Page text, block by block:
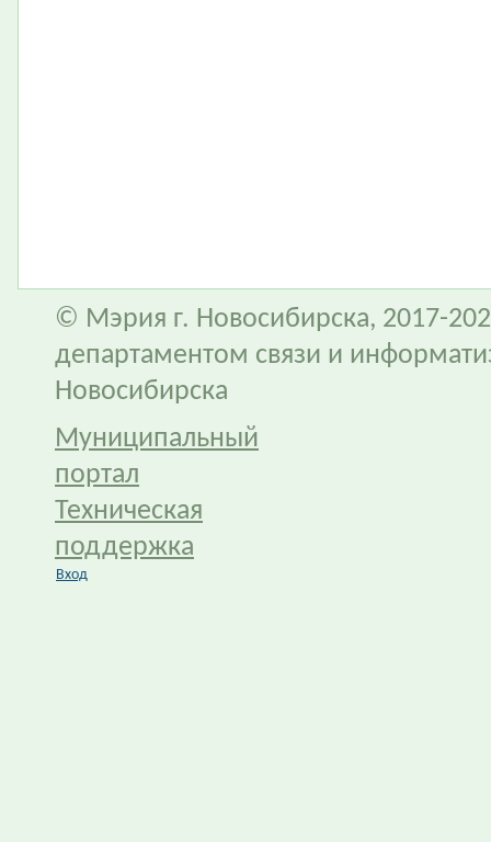
© Мэрия г. Новосибирска, 2017-
департаментом связи и
Новосибирска
Муниципальный
портал
Техническая
поддержка
Вход